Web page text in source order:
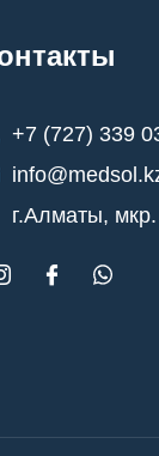
+7 (727) 339
г.Алматы,